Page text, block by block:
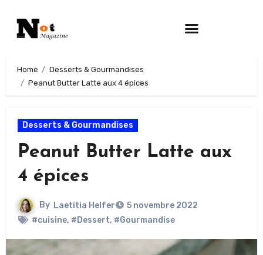
Home
Desserts & Gourmandises
Peanut Butter Latte aux 4 épices
Desserts & Gourmandises
Peanut Butter Latte aux
4 épices
By Laetitia Helfer
5 novembre 2022
#cuisine, #Dessert, #Gourmandise